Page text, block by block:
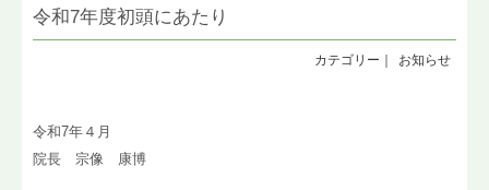
法人案内
採用情報
令和7年度初頭にあたり
お知らせ
令和7年４月
院長 宗像 康博